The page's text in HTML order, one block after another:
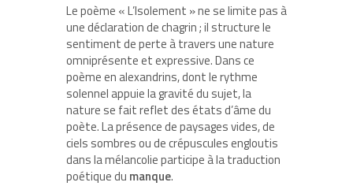
Le poème « L’Isolement » ne se limite pas à
une déclaration de chagrin ; il structure le
sentiment de perte à travers une nature
omniprésente et expressive. Dans ce
poème en alexandrins, dont le rythme
solennel appuie la gravité du sujet, la
nature se fait reflet des états d’âme du
poète. La présence de paysages vides, de
ciels sombres ou de crépuscules engloutis
dans la mélancolie participe à la traduction
poétique du manque.